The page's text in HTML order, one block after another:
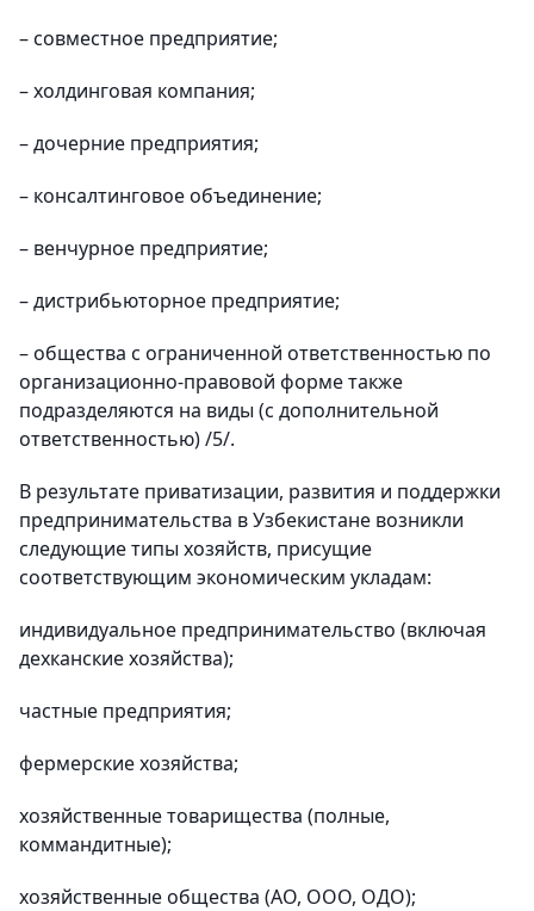
– совместное предприятие;
– холдинговая компания;
– дочерние предприятия;
– консалтинговое объединение;
– венчурное предприятие;
– дистрибьюторное предприятие;
– общества с ограниченной ответственностью по
организационно-правовой форме также
подразделяются на виды (с дополнительной
ответственностью) /5/.
В результате приватизации, развития и поддержки
предпринимательства в Узбекистане возникли
следующие типы хозяйств, присущие
соответствующим экономическим укладам:
индивидуальное предпринимательство (включая
дехканские хозяйства);
частные предприятия;
фермерские хозяйства;
хозяйственные товарищества (полные,
коммандитные);
хозяйственные общества (АО, ООО, ОДО);